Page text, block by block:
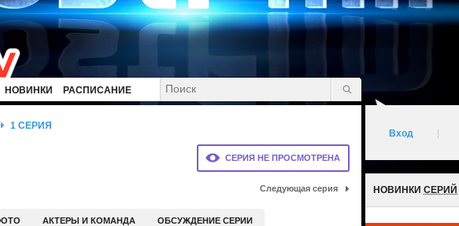
НОВИНКИ РАСПИСАНИЕ
СЕРИЯ НЕ ПРОСМОТРЕНА
1 СЕРИЯ
Следующая серия
АКТЕРЫ И КОМАНДА ОБСУЖДЕНИЕ СЕРИИ
Вход
НОВИНКИ СЕРИЙ